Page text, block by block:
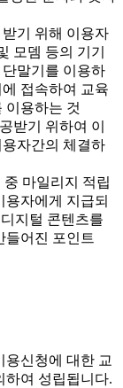
기 위해 이용자
모뎀 등의 기기
말기를 이용하
접속하여 교육
이용하는 것
받기 위하여 이
자간의 체결하
마일리지 적립
자에게 지급되
지털 콘텐츠를
들어진 포인트
신청에 대한 교
하여 성립됩니다.